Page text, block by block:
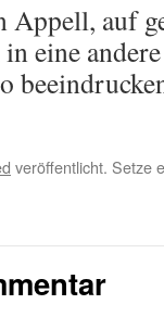
auf
eine
veröffentlicht. Setze